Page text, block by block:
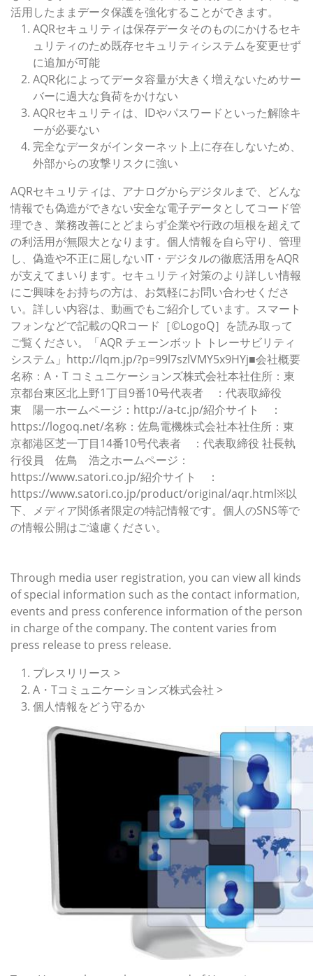
活用したままデータ保護を強化することができます。
AQRセキュリティは保存データそのものにかけるセキ
ュリティのため既存セキュリティシステムを変更せず
に追加が可能
AQR化によってデータ容量が大きく増えないためサー
バーに過大な負荷をかけない
AQRセキュリティは、IDやパスワードといった解除キ
ーが必要ない
完全なデータがインターネット上に存在しないため、
外部からの攻撃リスクに強い
AQRセキュリティは、アナログからデジタルまで、どんな
情報でも偽造ができない安全な電子データとしてコード管
理でき、業務改善にとどまらず企業や行政の垣根を超えて
の利活用が無限大となります。個人情報を自ら守り、管理
し、偽造や不正に屈しないIT・デジタルの徹底活用をAQR
が支えてまいります。セキュリティ対策のより詳しい情報
にご興味をお持ちの方は、お気軽にお問い合わせくださ
い。詳しい内容は、動画でもご紹介しています。スマート
フォンなどで記載のQRコード［©LogoQ］を読み取って
ご覧ください。「AQR チェーンボット トレーサビリティ
システム」http://lqm.jp/?p=99l7szlVMY5x9HYj■会社概要
名称：A・T コミュニケーションズ株式会社本社住所：東
京都台東区北上野1丁目9番10号代表者 ：代表取締役
東 陽一ホームページ：http://a-tc.jp/紹介サイト ：
https://logoq.net/名称：佐鳥電機株式会社本社住所：東
京都港区芝一丁目14番10号代表者 ：代表取締役 社長執
行役員 佐鳥 浩之ホームページ：
https://www.satori.co.jp/紹介サイト ：
https://www.satori.co.jp/product/original/aqr.html※以
下、メディア関係者限定の特記情報です。個人のSNS等で
の情報公開はご遠慮ください。
Through media user registration, you can view all kinds
of special information such as the contact information,
events and press conference information of the person
in charge of the company. The content varies from
press release to press release.
プレスリリース >
A・Tコミュニケーションズ株式会社 >
個人情報をどう守るか